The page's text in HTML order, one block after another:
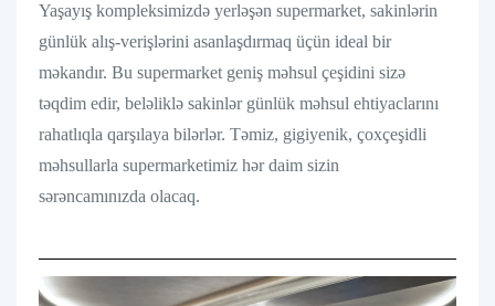
Yaşayış kompleksimizdə yerləşən supermarket, sakinlərin
günlük alış-verişlərini asanlaşdırmaq üçün ideal bir
məkandır. Bu supermarket geniş məhsul çeşidini sizə
təqdim edir, beləliklə sakinlər günlük məhsul ehtiyaclarını
rahatlıqla qarşılaya bilərlər. Təmiz, gigiyenik, çoxçeşidli
məhsullarla supermarketimiz hər daim sizin
sərəncamınızda olacaq.